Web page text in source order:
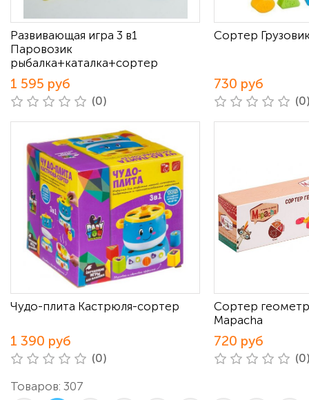
Развивающая игра 3 в1
Паровозик
рыбалка+каталка+сортер
1 595 руб
(0)
Сортер
730 руб
Чудо-плита Кастрюля-сортер
1 390 руб
(0)
Сортер
Mapacha
720 руб
Товаров: 307